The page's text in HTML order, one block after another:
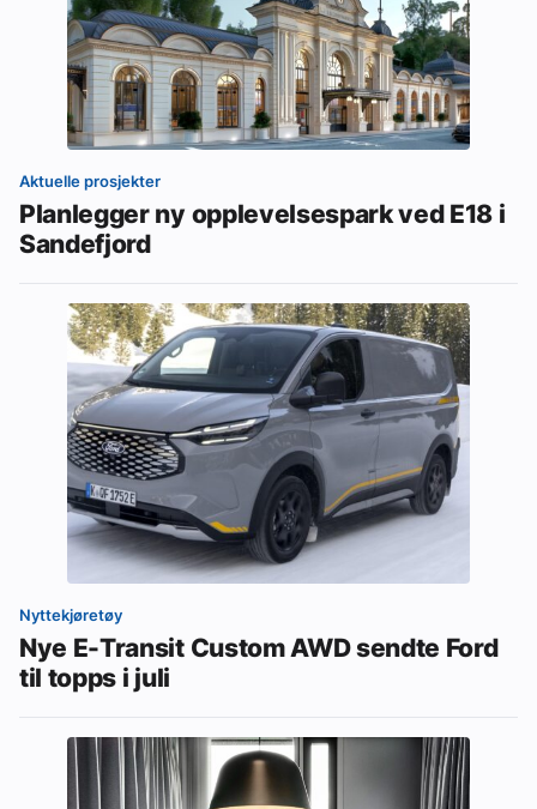
Aktuelle prosjekter
Planlegger ny opplevelsespark ved E18 i
Sandefjord
Nyttekjøretøy
Nye E-Transit Custom AWD sendte Ford
til topps i juli